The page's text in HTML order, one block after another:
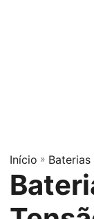
Início » Baterias